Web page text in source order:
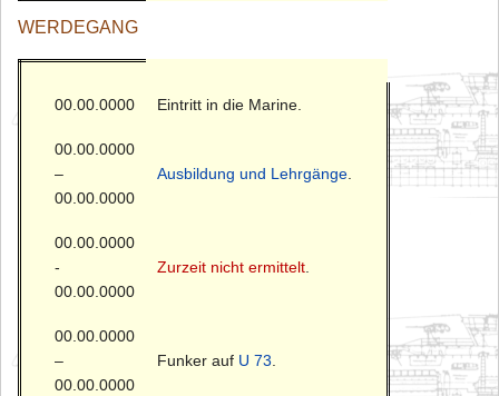
WERDEGANG
00.00.0000 Eintritt in die Marine.
00.00.0000
–
00.00.0000
Ausbildung und Lehrgänge.
00.00.0000
-
00.00.0000
Zurzeit nicht ermittelt.
00.00.0000
–
00.00.0000
Funker auf U 73.